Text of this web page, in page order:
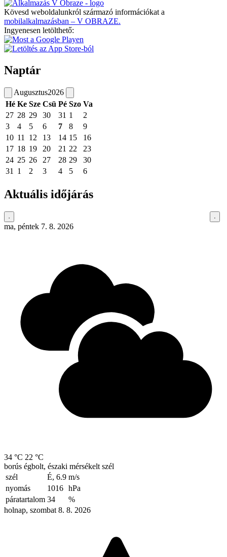
Kövesd weboldalunkról származó információkat a
mobilalkalmazásban – V OBRAZE.
Ingyenesen letölthető:
Naptár
Augusztus2026
Hé Ke Sze Csü Pé Szo Va
27 28 29 30 31 1
2
3
4 5 6 7 8
9
10 11 12 13 14 15
16
17 18 19 20 21 22
23
24 25 26 27 28 29
30
31
1 2 3 4 5 6
Aktuális időjárás
ma, péntek 7. 8. 2026
34 °C 22 °C
borús égbolt, északi mérsékelt szél
szél
É, 6.9 m/s
nyomás
1016 hPa
páratartalom 34
%
holnap, szombat 8. 8. 2026